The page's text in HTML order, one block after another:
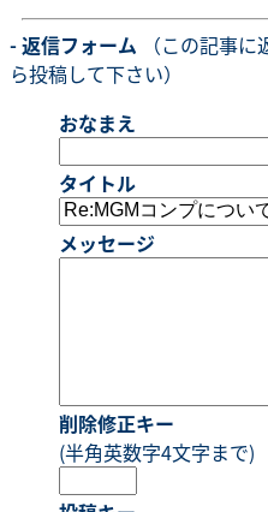
- 返信フォーム （この記事
ら投稿して下さい）
おなまえ
タイトル
メッセージ
削除修正キー
(半角英数字4文字まで)